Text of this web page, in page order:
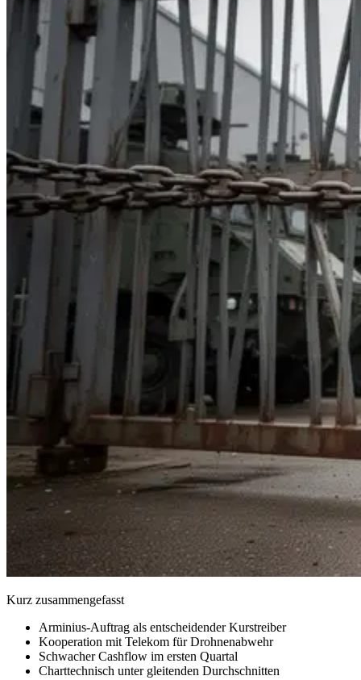
Kurz zusammengefasst
Arminius-Auftrag als entscheidender Kurstreiber
Kooperation mit Telekom für Drohnenabwehr
Schwacher Cashflow im ersten Quartal
Charttechnisch unter gleitenden Durchschnitten